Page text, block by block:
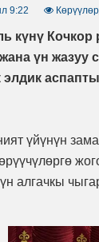
9:22
күнү
үн
үйүнүн
алгачкы